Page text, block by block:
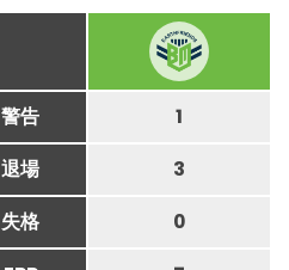
警告 1
退場 3
失格 0